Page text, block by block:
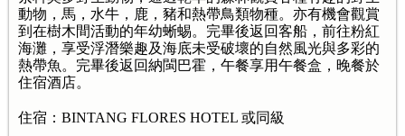
動物，馬，水牛，鹿，豬和熱帶鳥類物種。亦有機會觀賞
到在樹木間活動的年幼蜥蜴。完畢後返回客船，前往粉紅
海灘，享受浮潛樂趣及海底未受破壞的自然風光與多彩的
熱帶魚。完畢後返回納閩巴霍，午餐享用午餐盒，晚餐於
住宿酒店。
住宿：BINTANG FLORES HOTEL 或同級